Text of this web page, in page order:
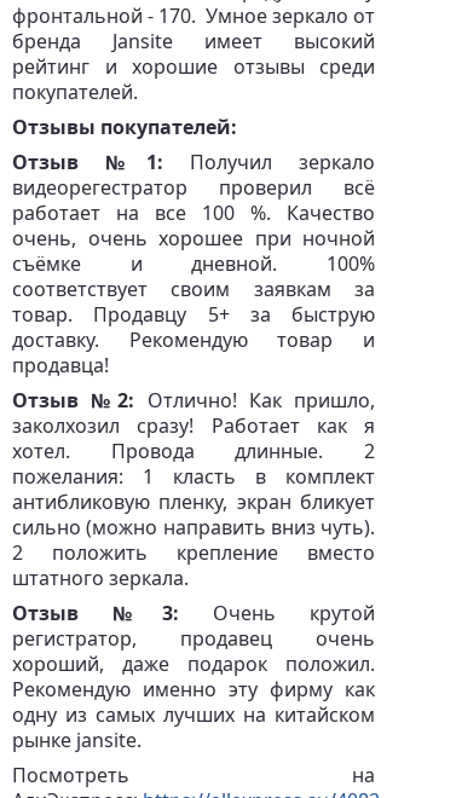
фронтальной - 170. Умное зеркало от
бренда Jansite имеет высокий
рейтинг и хорошие отзывы среди
покупателей.
Отзывы покупателей:
Отзыв №1: Получил зеркало
видеорегестратор проверил всё
работает на все 100 %. Качество
очень, очень хорошее при ночной
съёмке и дневной. 100%
соответствует своим заявкам за
товар. Продавцу 5+ за быструю
доставку. Рекомендую товар и
продавца!
Отзыв №2: Отлично! Как пришло,
заколхозил сразу! Работает как я
хотел. Провода длинные. 2
пожелания: 1 класть в комплект
антибликовую пленку, экран бликует
сильно (можно направить вниз чуть).
2 положить крепление вместо
штатного зеркала.
Отзыв №3: Очень крутой
регистратор, продавец очень
хороший, даже подарок положил.
Рекомендую именно эту фирму как
одну из самых лучших на китайском
рынке jansite.
Посмотреть на